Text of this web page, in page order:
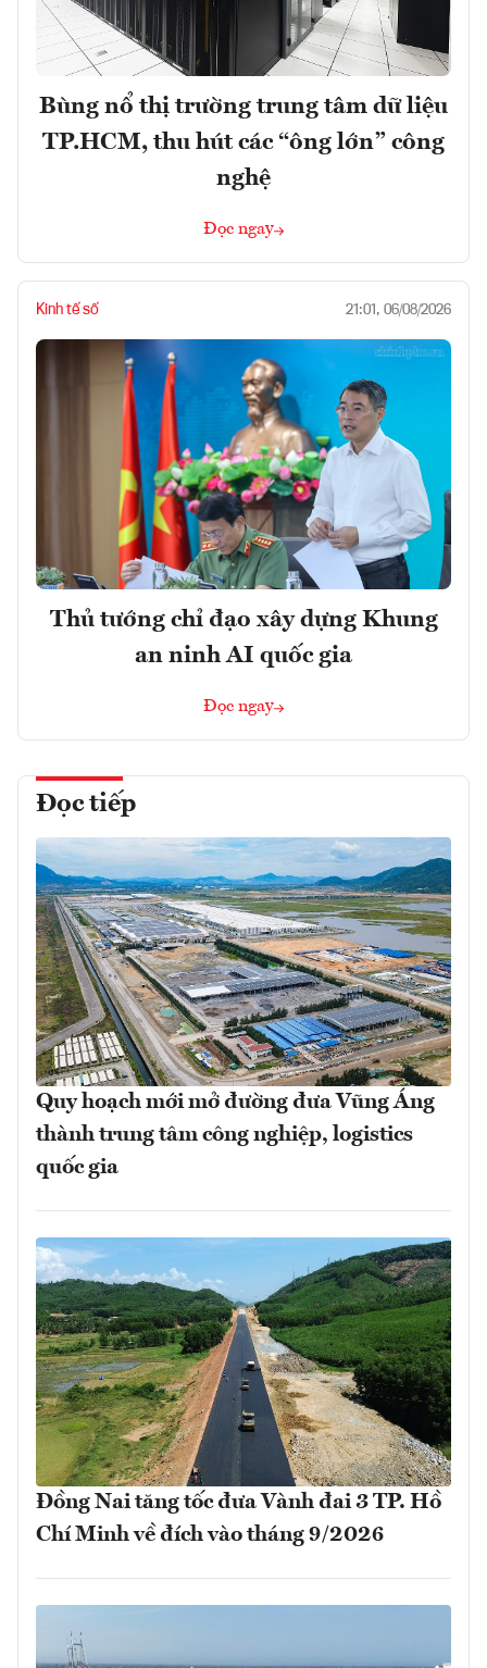
Bùng nổ thị trường trung tâm dữ liệu
TP.HCM, thu hút các “ông lớn” công
nghệ
Đọc ngay
Kinh tế số 21:01, 06/08/2026
Thủ tướng chỉ đạo xây dựng Khung
an ninh AI quốc gia
Đọc ngay
Đọc tiếp
Quy hoạch mới mở đường đưa Vũng Áng
thành trung tâm công nghiệp, logistics
quốc gia
Đồng Nai tăng tốc đưa Vành đai 3 TP. Hồ
Chí Minh về đích vào tháng 9/2026